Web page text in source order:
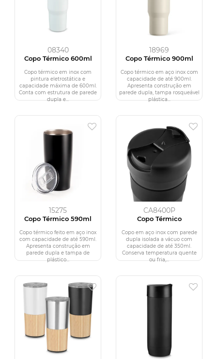
08340
Copo Térmico 600ml
Copo térmico em inox com
pintura eletrostática e
capacidade máxima de 600ml.
Conta com estrutura de parede
dupla e...
18969
Copo Térmico 900ml
Copo térmico em aço inox com
capacidade de até 900ml.
Apresenta construção em
parede dupla, tampa rosqueável
plástica...
15275
Copo Térmico 590ml
Copo térmico feito em aço inox
com capacidade de até 590ml.
Apresenta construção em
parede dupla e tampa de
plástico...
CA8400P
Copo Térmico
Copo em aço inox com parede
dupla isolada a vácuo com
capacidade de até 350ml.
Conserva temperatura quente
ou fria,...